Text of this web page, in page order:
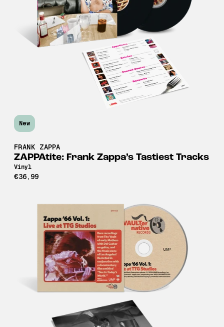
New
FRANK ZAPPA
ZAPPAtite: Frank Zappa’s Tastiest Tracks
Vinyl
€36,99